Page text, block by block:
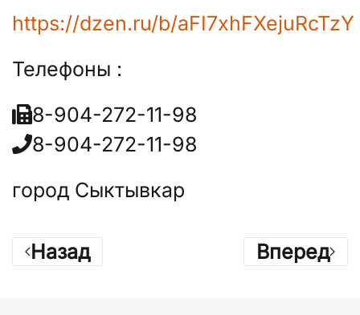
https://dzen.ru/b/aFI7xhFXejuRcTzY
Телефоны :
8-904-272-11-98
8-904-272-11-98
город Сыктывкар
Назад Вперед